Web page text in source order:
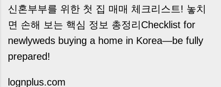
신혼부부를 위한 첫 집 매매 체크리스트! 놓치
면 손해 보는 핵심 정보 총정리Checklist for
newlyweds buying a home in Korea—be fully
prepared!
lognplus.com